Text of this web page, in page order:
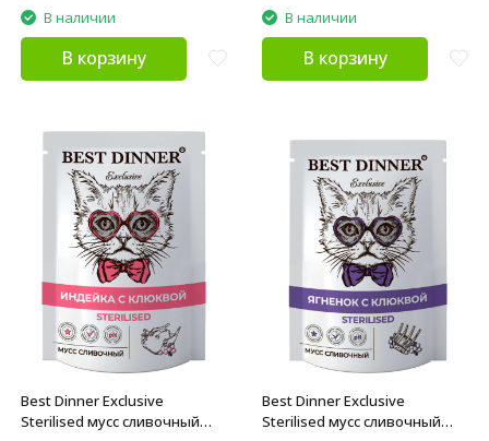
В наличии
В корзину
В наличии
В корзину
Best Dinner Exclusive
Sterilised мусс сливочный
Best Dinner Exclusive
Sterilised мусс сливочный